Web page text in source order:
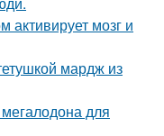
активирует мозг и
мардж из
мегалодона для